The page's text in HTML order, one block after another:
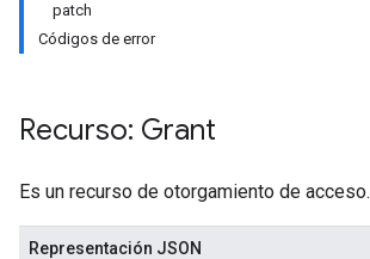
patch
Códigos de error
Recurso: Grant
Es un recurso de otorgamiento de acceso.
Representación JSON